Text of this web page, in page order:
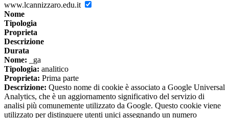
www.lcannizzaro.edu.it
Nome
Tipologia
Proprieta
Descrizione
Durata
Nome: _ga
Tipologia: analitico
Proprieta: Prima parte
Descrizione: Questo nome di cookie è associato a Google Universal
Analytics, che è un aggiornamento significativo del servizio di
analisi più comunemente utilizzato da Google. Questo cookie viene
utilizzato per distinguere utenti unici assegnando un numero